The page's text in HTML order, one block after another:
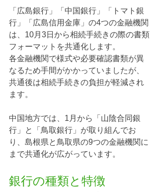
「広島銀行」「中国銀行」「トマト銀
行」「広島信用金庫」の4つの金融機関
は、10月3日から相続手続きの際の書類
フォーマットを共通化します。
各金融機関で様式や必要確認書類が異
なるため手間がかかっていましたが、
共通後は相続手続きの負担が軽減され
ます。
中国地方では、1月から「山陰合同銀
行」と「鳥取銀行」が取り組んでお
り、島根県と鳥取県の9つの金融機関に
まで共通化が広がっています。
銀行の種類と特徴